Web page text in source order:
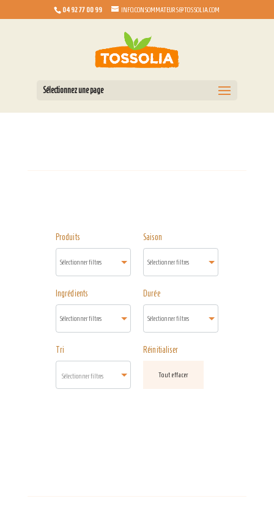
04 92 77 00 99 INFO.CONSOMMATEURS@TOSSOLIA.COM
Sélectionnez une page
Produits Saison
Ingrédients Durée
Tri
Sélectionner filtres
Réinitialiser
Tout effacer